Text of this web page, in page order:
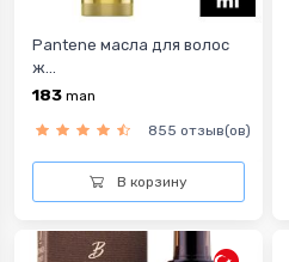
Pantene масла для волос
ж...
183 man
855 отзыв(ов)
В корзину